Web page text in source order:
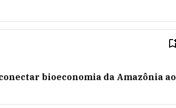
bioeconomia da Amazônia ao